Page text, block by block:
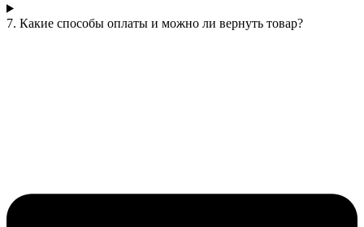
7. Какие способы оплаты и можно ли вернуть товар?